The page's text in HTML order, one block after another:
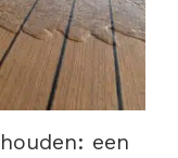
een